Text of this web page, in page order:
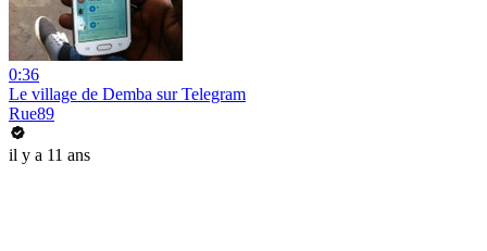
0:36
Le village de Demba sur Telegram
Rue89
il y a 11 ans